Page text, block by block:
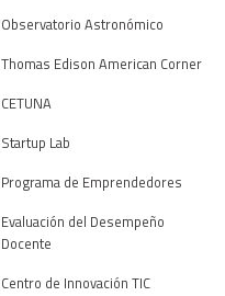
Observatorio Astronómico
Thomas Edison American Corner
CETUNA
Startup Lab
Programa de Emprendedores
Evaluación del Desempeño
Docente
Centro de Innovación TIC